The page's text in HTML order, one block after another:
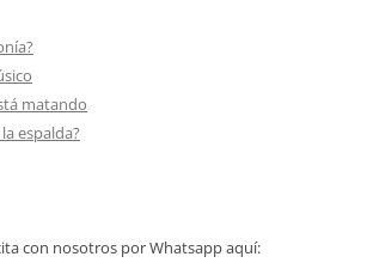
matando
espalda?
con nosotros por Whatsapp aquí: